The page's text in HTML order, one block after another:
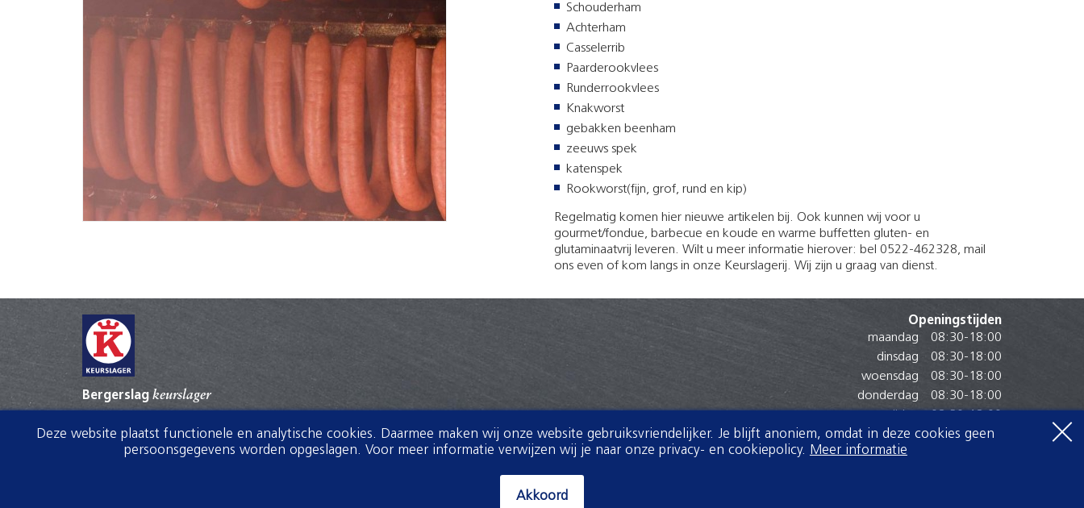
Schouderham
Achterham
Casselerrib
Paarderookvlees
Runderrookvlees
Knakworst
gebakken beenham
zeeuws spek
katenspek
Rookworst(fijn, grof, rund en kip)
Regelmatig komen hier nieuwe artikelen bij. Ook kunnen wij voor u
gourmet/fondue, barbecue en koude en warme buffetten gluten- en
glutaminaatvrij leveren. Wilt u meer informatie hierover: bel 0522-462328, mail
ons even of kom langs in onze Keurslagerij. Wij zijn u graag van dienst.
Bergerslag keurslager
7951AA Staphorst
0522462328
Openingstijden
maandag
08:30-18:00
dinsdag
08:30-18:00
woensdag
08:30-18:00
donderdag
08:30-18:00
zaterdag
07:30 -17:00
zondag
Deze website plaatst functionele en analytische cookies. Daarmee maken wij onze website gebruiksvriendelijker. Je blijft anoniem, omdat in deze cookies geen
persoonsgegevens worden opgeslagen. Voor meer informatie verwijzen wij je naar onze privacy- en cookiepolicy. Meer informatie
Akkoord